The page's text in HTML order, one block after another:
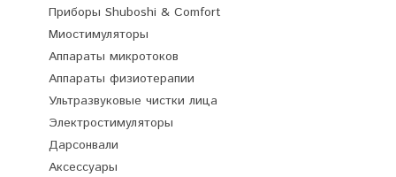
Приборы Shuboshi & Comfort
Миостимуляторы
Аппараты микротоков
Аппараты физиотерапии
Ультразвуковые чистки лица
Электростимуляторы
Дарсонвали
Аксессуары